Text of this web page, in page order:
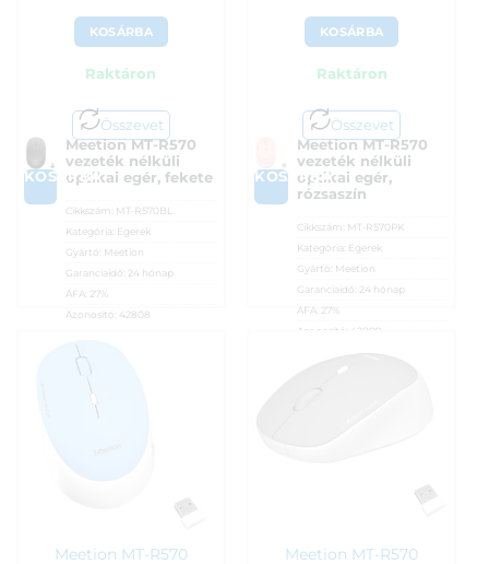
KOSÁRBA
Raktáron
Összevet
KOSÁRBA
Meetion MT-R570
vezeték nélküli
optikai egér, fekete
Cikkszám: MT-R570BL
Kategória: Egerek
Gyártó: Meetion
Garanciaidő:
24 hónap
ÁFA:
27%
Azonosító: 42808
2 290
KOSÁRBA
Raktáron
Összevet
KOSÁRBA
Meetion MT-R570
vezeték nélküli
optikai egér,
rózsaszín
Cikkszám: MT-R570PK
Kategória: Egerek
Gyártó: Meetion
Garanciaidő:
24 hónap
ÁFA:
27%
Azonosító:
42809
Meetion MT-R570
Meetion MT-R570